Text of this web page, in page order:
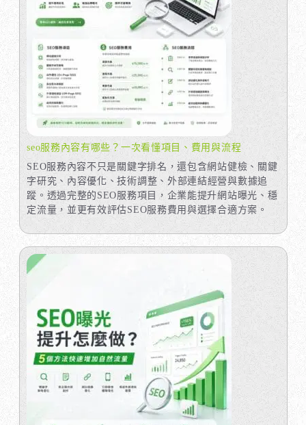
seo服務內容有哪些？一次看懂項目、費用與流程
SEO服務內容不只是關鍵字排名，還包含網站健檢、關鍵
字研究、內容優化、技術調整、外部連結經營與數據追
蹤。透過完整的SEO服務項目，企業能提升網站曝光、穩
定流量，並更有效評估SEO服務費用與選擇合適方案。